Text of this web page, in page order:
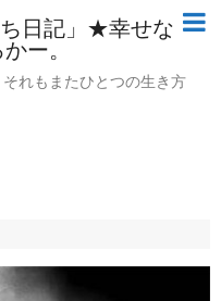
日記」★幸せな
ー。
れもまたひとつの生き方